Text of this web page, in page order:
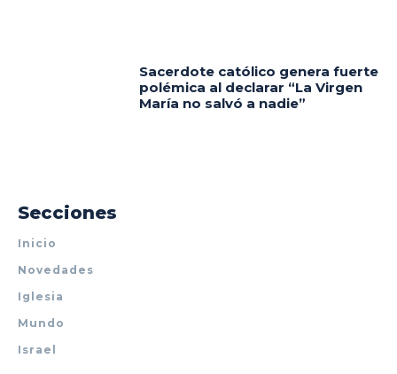
Sacerdote católico genera fuerte
polémica al declarar “La Virgen
María no salvó a nadie”
Secciones
Inicio
Novedades
Iglesia
Mundo
Israel